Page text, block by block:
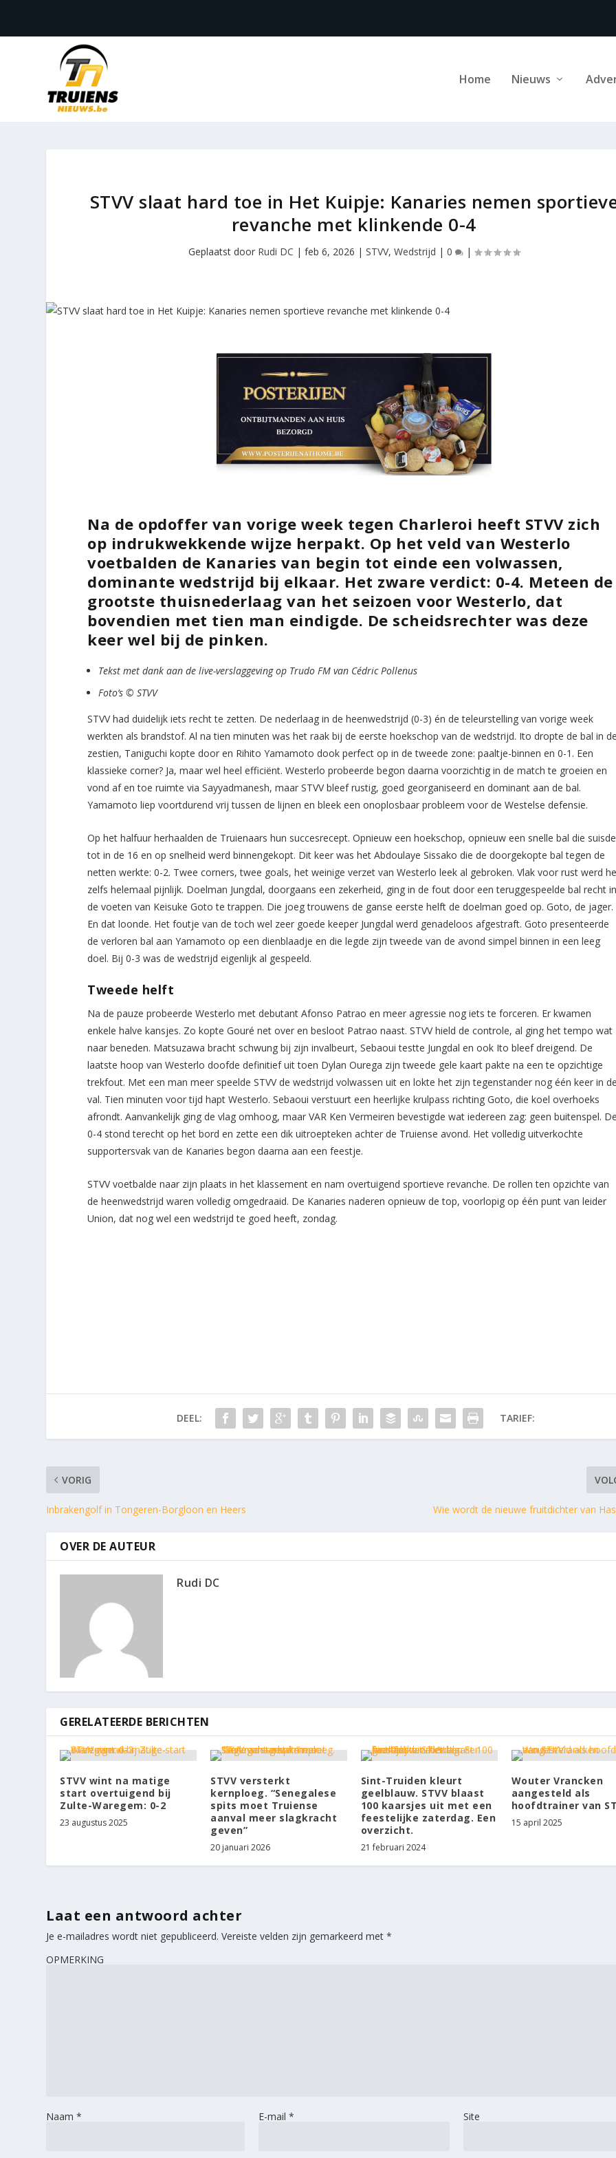
Home Nieuws
STVV slaat hard toe in Het Kuipje: Kanaries nemen
revanche met klinkende 0-4
Geplaatst door Rudi DC | feb 6, 2026 | STVV, Wedstrijd | 0 |
Na de opdoffer van vorige week tegen Charleroi heeft STVV zich
op indrukwekkende wijze herpakt. Op het veld van Westerlo
voetbalden de Kanaries van begin tot einde een volwassen,
dominante wedstrijd bij elkaar. Het zware verdict: 0-4. Meteen de
grootste thuisnederlaag van het seizoen voor Westerlo, dat
bovendien met tien man eindigde. De scheidsrechter was deze
keer wel bij de pinken.
Tekst met dank aan de live-verslaggeving op Trudo FM van Cédric Pollenus
Foto’s © STVV
STVV had duidelijk iets recht te zetten. De nederlaag in de heenwedstrijd (0-3) én de teleurstelling van vorige week
werkten als brandstof. Al na tien minuten was het raak bij de eerste hoekschop van de wedstrijd. Ito dropte de bal in
zestien, Taniguchi kopte door en Rihito Yamamoto dook perfect op in de tweede zone: paaltje-binnen en 0-1. Een
klassieke corner? Ja, maar wel heel efficiënt. Westerlo probeerde begon daarna voorzichtig in de match te groeien en
vond af en toe ruimte via Sayyadmanesh, maar STVV bleef rustig, goed georganiseerd en dominant aan de bal.
Yamamoto liep voortdurend vrij tussen de lijnen en bleek een onoplosbaar probleem voor de Westelse defensie.
Op het halfuur herhaalden de Truienaars hun succesrecept. Opnieuw een hoekschop, opnieuw een snelle bal die suisde
tot in de 16 en op snelheid werd binnengekopt. Dit keer was het Abdoulaye Sissako die de doorgekopte bal tegen de
netten werkte: 0-2. Twee corners, twee goals, het weinige verzet van Westerlo leek al gebroken. Vlak voor rust werd
zelfs helemaal pijnlijk. Doelman Jungdal, doorgaans een zekerheid, ging in de fout door een teruggespeelde bal recht
de voeten van Keisuke Goto te trappen. Die joeg trouwens de ganse eerste helft de doelman goed op. Goto, de jager.
En dat loonde. Het foutje van de toch wel zeer goede keeper Jungdal werd genadeloos afgestraft. Goto presenteerde
de verloren bal aan Yamamoto op een dienblaadje en die legde zijn tweede van de avond simpel binnen in een leeg
doel. Bij 0-3 was de wedstrijd eigenlijk al gespeeld.
Tweede helft
Na de pauze probeerde Westerlo met debutant Afonso Patrao en meer agressie nog iets te forceren. Er kwamen
enkele halve kansjes. Zo kopte Gouré net over en besloot Patrao naast. STVV hield de controle, al ging het tempo wat
naar beneden. Matsuzawa bracht schwung bij zijn invalbeurt, Sebaoui testte Jungdal en ook Ito bleef dreigend. De
laatste hoop van Westerlo doofde definitief uit toen Dylan Ourega zijn tweede gele kaart pakte na een te opzichtige
trekfout. Met een man meer speelde STVV de wedstrijd volwassen uit en lokte het zijn tegenstander nog één keer in
val. Tien minuten voor tijd hapt Westerlo. Sebaoui verstuurt een heerlijke krulpass richting Goto, die koel overhoeks
afrondt. Aanvankelijk ging de vlag omhoog, maar VAR Ken Vermeiren bevestigde wat iedereen zag: geen buitenspel.
0-4 stond terecht op het bord en zette een dik uitroepteken achter de Truiense avond. Het volledig uitverkochte
supportersvak van de Kanaries begon daarna aan een feestje.
STVV voetbalde naar zijn plaats in het klassement en nam overtuigend sportieve revanche. De rollen ten opzichte van
de heenwedstrijd waren volledig omgedraaid. De Kanaries naderen opnieuw de top, voorlopig op één punt van leider
Union, dat nog wel een wedstrijd te goed heeft, zondag.
DEEL: TARIEF:
VORIG
Inbrakengolf in Tongeren-Borgloon en Heers Wie wordt de nieuwe fruitdichter van
OVER DE AUTEUR
Rudi DC
GERELATEERDE BERICHTEN
STVV wint na matige
start overtuigend bij
Zulte-Waregem: 0-2
23 augustus 2025
STVV versterkt
kernploeg. “Senegalese
spits moet Truiense
aanval meer slagkracht
geven”
20 januari 2026
Sint-Truiden kleurt
geelblauw. STVV blaast
100 kaarsjes uit met een
feestelijke zaterdag. Een
overzicht.
21 februari 2024
Wouter Vrancken
aangesteld als
hoofdtrainer van
15 april 2025
Laat een antwoord achter
Je e-mailadres wordt niet gepubliceerd. Vereiste velden zijn gemarkeerd met*
OPMERKING
Naam* E-mail * Site